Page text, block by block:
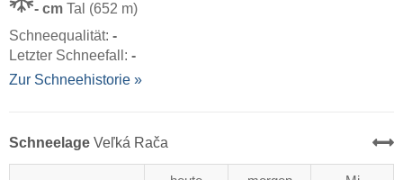
- cm Tal (652 m)
Schneequalität: -
Letzter Schneefall: -
Zur Schneehistorie »
Schneelage Veľká Rača